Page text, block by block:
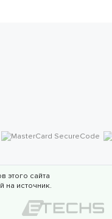
этого сайта
на источник.